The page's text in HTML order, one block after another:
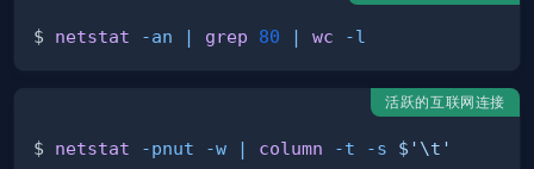
$ netstat -an | grep 80 | wc -l
活跃的互联网连接
$ netstat -pnut -w | column -t -s $' \t '